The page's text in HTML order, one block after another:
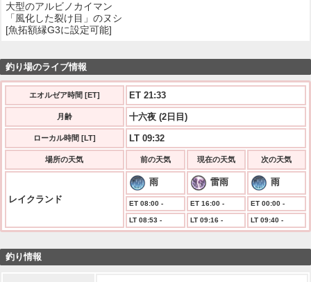
大型のアルビノカイマン
「風化した裂け目」のヌシ
[魚拓額縁G3に設定可能]
釣り場のライブ情報
エオルゼア時間 [ET] ET 21:34
月齢 十六夜 (2日目)
ローカル時間 [LT] LT 09:32
場所の天気 前の天気 現在の天気 次の天気
レイクランド
雨 雷雨 雨
ET 08:00 - ET 16:00 - ET 00:00 -
LT 08:53 - LT 09:16 - LT 09:40 -
釣り情報